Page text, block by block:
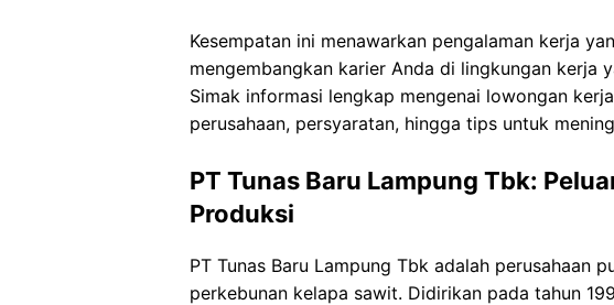
Kesempatan ini menawarkan pengalaman kerja
mengembangkan karier Anda di lingkungan kerja
Simak informasi lengkap mengenai lowongan
perusahaan, persyaratan, hingga tips untuk
PT Tunas Baru Lampung Tbk:
Produksi
PT Tunas Baru Lampung Tbk adalah perusahaan
perkebunan kelapa sawit. Didirikan pada tahun